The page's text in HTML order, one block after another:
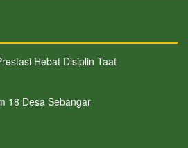
Hebat Disiplin Taat
18 Desa Sebangar